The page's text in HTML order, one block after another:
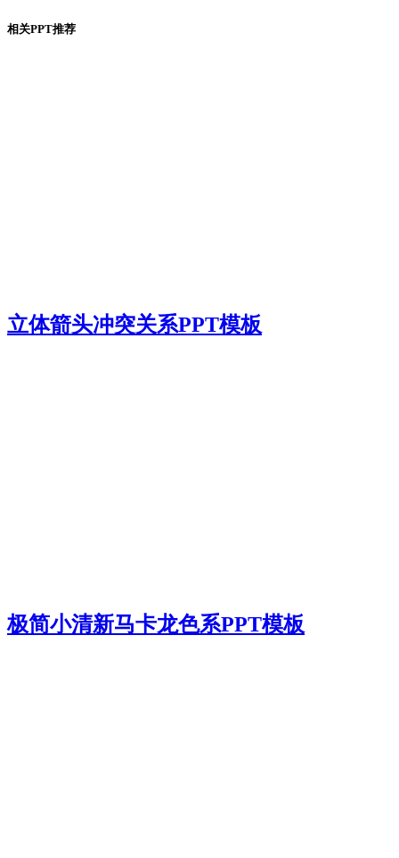
相关PPT推荐
立体箭头冲突关系PPT模板
极简小清新马卡龙色系PPT模板